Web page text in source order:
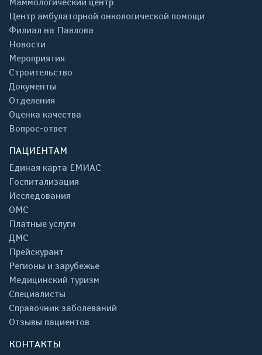
Центр амбулаторной онкологической помощи
Филиал на Павлова
Новости
Мероприятия
Строительство
Документы
Отделения
Оценка качества
Вопрос-ответ
ПАЦИЕНТАМ
Единая карта ЕМИАС
Госпитализация
Исследования
ОМС
Платные услуги
ДМС
Прейскурант
Регионы и зарубежье
Медицинский туризм
Специалисты
Справочник заболеваний
Отзывы пациентов
КОНТАКТЫ